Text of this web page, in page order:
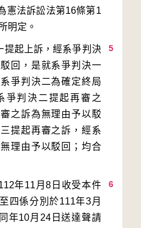
憲法訴訟法第16條第1
5
提起上訴，經系爭判決
回，是就系爭判決一
爭判決二為確定終局
爭判決二提起再審之
之訴為無理由予以駁
提起再審之訴，經系
理由予以駁回；均合
6
年11月8日收受本件
四係分別於111年3月
年10月24日送達聲請